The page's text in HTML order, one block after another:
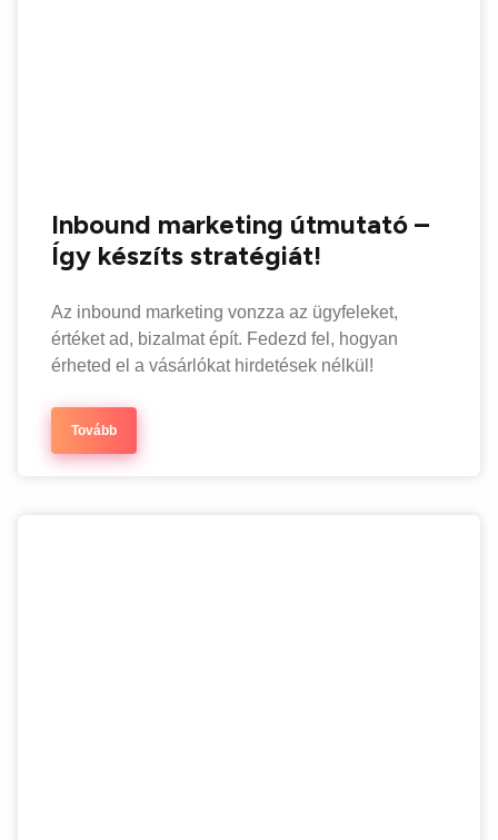
Inbound marketing útmutató –
Így készíts stratégiát!
Az inbound marketing vonzza az ügyfeleket,
értéket ad, bizalmat épít. Fedezd fel, hogyan
érheted el a vásárlókat hirdetések nélkül!
Tovább